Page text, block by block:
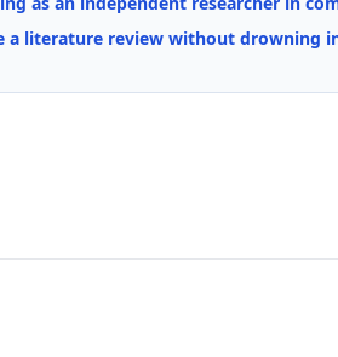
a literature review without drowning